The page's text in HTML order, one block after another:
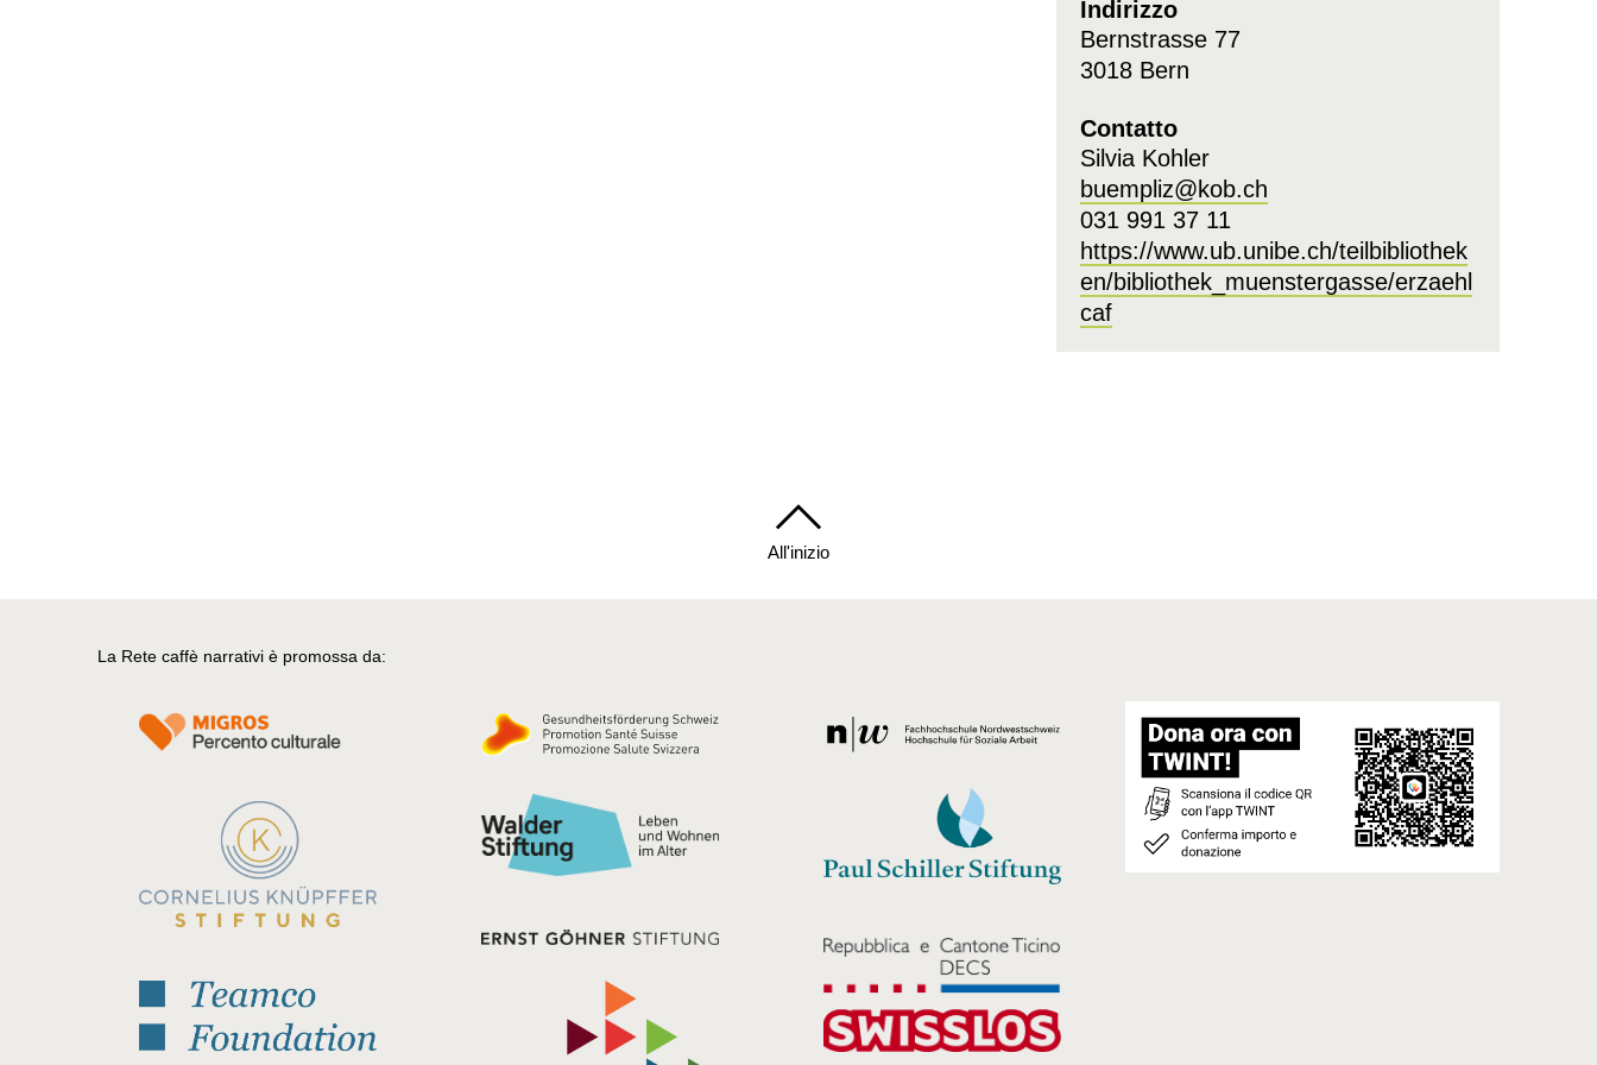
Indirizzo
Bernstrasse 77
3018 Bern
Contatto
Silvia Kohler
buempliz@kob.ch
031 991 37 11
https://www.ub.unibe.ch/teilbibliothek
en/bibliothek_muenstergasse/erzaehl
caf
All'inizio
La Rete caffè narrativi è promossa da: